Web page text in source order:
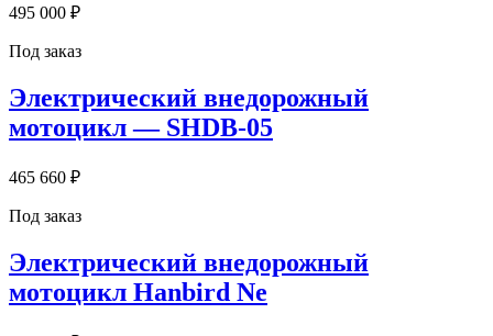
495 000 ₽
Под заказ
Электрический внедорожный
мотоцикл — SHDB-05
465 660 ₽
Под заказ
Электрический внедорожный
мотоцикл Hanbird Ne